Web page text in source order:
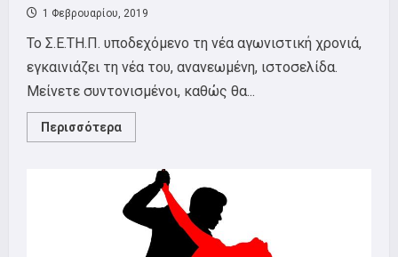
1 Φεβρουαρίου, 2019
Το Σ.Ε.ΤΗ.Π. υποδεχόμενο τη νέα αγωνιστική χρονιά,
εγκαινιάζει τη νέα του, ανανεωμένη, ιστοσελίδα.
Μείνετε συντονισμένοι, καθώς θα...
Περισσότερα
more
ιστοσελίδα
και
συγκρότηση
επιτροπών